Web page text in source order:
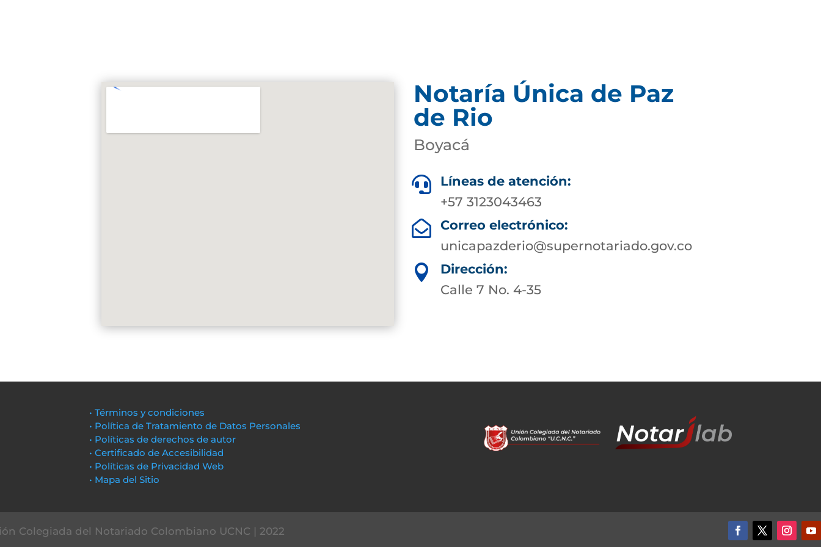
Notaría Única de Paz
de Rio
Boyacá

Líneas de atención:
+57 3123043463

Correo electrónico:
unicapazderio@supernotariado.gov.co

Dirección:
Calle 7 No. 4-35
• Términos y condiciones
• Política de Tratamiento de Datos Personales
• Políticas de derechos de autor
• Certificado de Accesibilidad
• Políticas de Privacidad Web
• Mapa del Sitio
Colegiada del Notariado Colombiano UCNC | 2022